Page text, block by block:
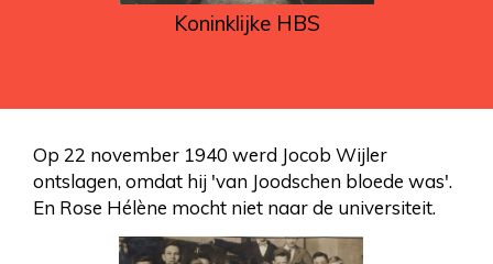
Koninklijke HBS
Op 22 november 1940 werd Jocob Wijler
ontslagen, omdat hij 'van Joodschen bloede was'.
En Rose Hélène mocht niet naar de universiteit.